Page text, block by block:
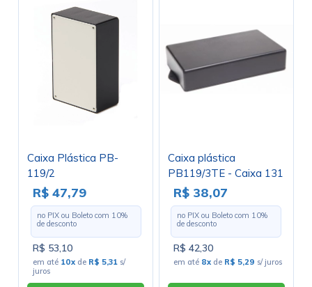
Caixa Plástica PB-
119/2
R$ 47,79
no PIX ou Boleto com 10%
de desconto
R$ 53,10
em até 10x de R$ 5,31 s/
juros
Caixa plástica
PB119/3TE - Caixa 131
- Patola
R$ 38,07
no PIX ou Boleto com 10%
de desconto
R$ 42,30
em até 8x de R$ 5,29 s/ juros